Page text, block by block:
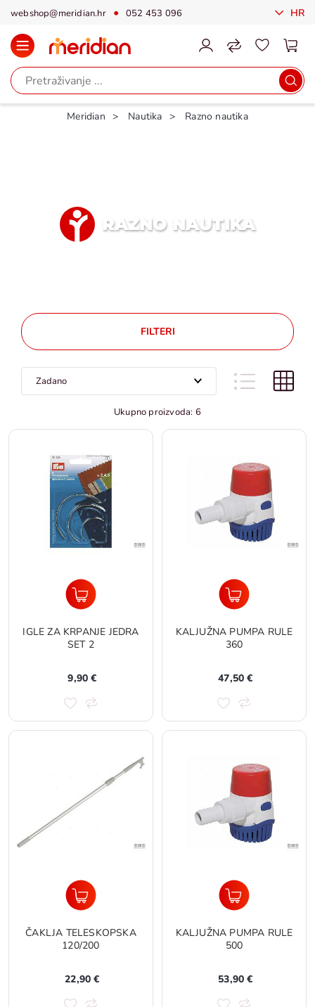
webshop@meridian.hr 052 453 096 HR
Meridian Nautika Razno nautika
RAZNO NAUTIKA
FILTERI
Ukupno proizvoda: 6
IGLE ZA KRPANJE JEDRA
SET 2
9,90 €
KALJUŽNA PUMPA RULE
360
47,50 €
ČAKLJA TELESKOPSKA
120/200
22,90 €
KALJUŽNA PUMPA RULE
500
53,90 €